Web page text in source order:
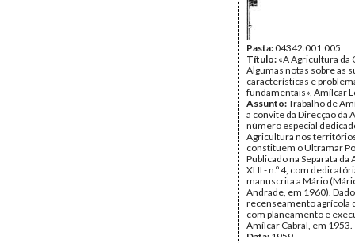
Pasta:04342.001.005
Título: «A Agricultura da
Algumas notas sobre as
características e
fundamentais», Amílcar
Assunto:Trabalho de
a convite da Direcção da
número especial
Agricultura nos
constituem o Ultramar
Publicado na Separata da
XLII - n.º 4, com
manuscrita a Mário
Andrade, em 1960).
recenseamento agrícola
com planeamento e
Amílcar Cabral, em 1953.
Data: 1959